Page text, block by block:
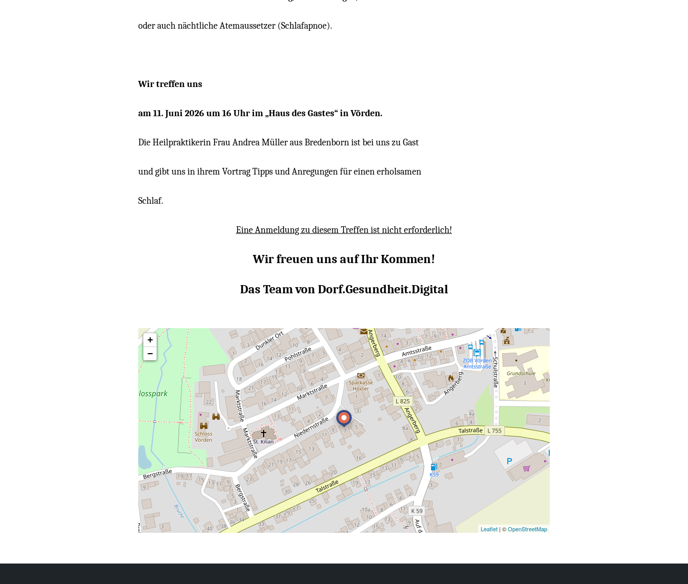
oder auch nächtliche Atemaussetzer (Schlafapnoe).
Wir treffen uns
am 11. Juni 2026 um 16 Uhr im „Haus des Gastes“ in Vörden.
Die Heilpraktikerin Frau Andrea Müller aus Bredenborn ist bei uns zu Gast
und gibt uns in ihrem Vortrag Tipps und Anregungen für einen erholsamen
Schlaf.
Eine Anmeldung zu diesem Treffen ist nicht erforderlich!
Wir freuen uns auf Ihr Kommen!
Das Team von Dorf.Gesundheit.Digital
+
−
Leaflet| ©OpenStreetMap